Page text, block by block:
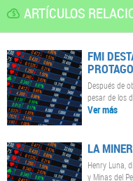
ARTÍCULOS
FMI
Después de
pesar de los
Ver más
LA
Henry Luna,
y Minas del